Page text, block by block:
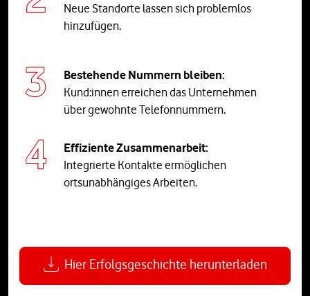
Neue Standorte lassen sich problemlos
hinzufügen.
Bestehende Nummern bleiben:
Kund:innen erreichen das Unternehmen
über gewohnte Telefonnummern.
Effiziente Zusammenarbeit:
Integrierte Kontakte ermöglichen
ortsunabhängiges Arbeiten.
Hier Erfolgsgeschichte herunterladen